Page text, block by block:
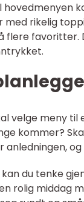
hovedmenyen
med rikelig
flere favoritter.
velge meny
kommer?
anledningen,
du tenke
rolig middag